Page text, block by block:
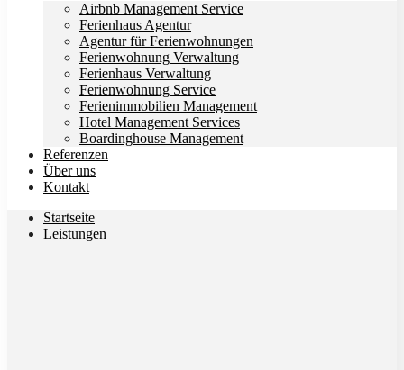
Airbnb Management Service
Ferienhaus Agentur
Agentur für Ferienwohnungen
Ferienwohnung Verwaltung
Ferienhaus Verwaltung
Ferienwohnung Service
Ferienimmobilien Management
Hotel Management Services
Boardinghouse Management
Referenzen
Über uns
Kontakt
Startseite
Leistungen